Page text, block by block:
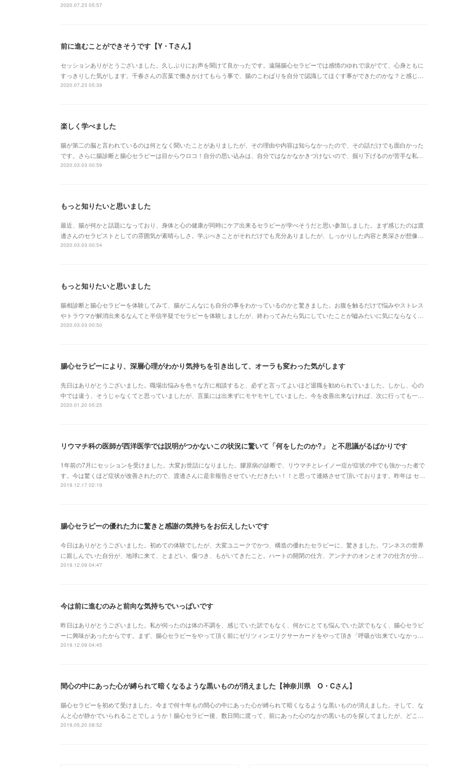
2020.07.23 05:57
前に進むことができそうです【Y・Tさん】
セッションありがとうございました。久しぶりにお声を聞けて良かったです。遠隔腸心セラピーでは感情のゆれで涙がでて、心身ともに
すっきりした気がします。千春さんの言葉で働きかけてもらう事で、腸のこわばりを自分で認識してほぐす事ができたのかな？と感じ…
2020.07.23 05:39
楽しく学べました
腸が第二の脳と言われているのは何となく聞いたことがありましたが、その理由や内容は知らなかったので、その話だけでも面白かった
です。さらに腸診断と腸心セラピーは目からウロコ！自分の思い込みは、自分ではなかなかきづけないので、掘り下げるのが苦手な私…
2020.03.03 00:59
もっと知りたいと思いました
最近、腸が何かと話題になっており、身体と心の健康が同時にケア出来るセラピーが学べそうだと思い参加しました。まず感じたのは渡
邊さんのセラピストとしての雰囲気が素晴らしさ。学ぶべきことがそれだけでも充分ありましたが、しっかりした内容と奥深さが想像…
2020.03.03 00:54
もっと知りたいと思いました
腸相診断と腸心セラピーを体験してみて、腸がこんなにも自分の事をわかっているのかと驚きました。お腹を触るだけで悩みやストレス
やトラウマが解消出来るなんてと半信半疑でセラピーを体験しましたが、終わってみたら気にしていたことが嘘みたいに気にならなく…
2020.03.03 00:50
腸心セラピーにより、深層心理がわかり気持ちを引き出して、オーラも変わった気がします
先日はありがとうございました。職場出悩みを色々な方に相談すると、必ずと言ってよいほど退職を勧められていました。しかし、心の
中では違う、そうじゃなくてと思っていましたが、言葉には出来ずにモヤモヤしていました。今を改善出来なければ、次に行っても一…
2020.01.20 05:25
リウマチ科の医師が西洋医学では説明がつかないこの状況に驚いて「何をしたのか?」 と不思議がるばかりです
1年前の7月にセッションを受けました。大変お世話になりました。膠原病の診断で、リウマチとレイノー症が症状の中でも強かった者で
す。今は驚くほど症状が改善されたので、渡邊さんに是非報告させていただきたい！！と思って連絡させて頂いております。昨年は セ…
2019.12.17 02:19
腸心セラピーの優れた力に驚きと感謝の気持ちをお伝えしたいです
今日はありがとうございました。初めての体験でしたが、大変ユニークでかつ、構造の優れたセラピーに、驚きました。ワンネスの世界
に親しんでいた自分が、地球に来て、とまどい、傷つき、もがいてきたこと。ハートの開閉の仕方、アンテナのオンとオフの仕方が分…
2019.12.09 04:47
今は前に進むのみと前向な気持ちでいっぱいです
昨日はありがとうございました。私が伺ったのは体の不調を、感じていた訳でもなく、何かにとても悩んでいた訳でもなく、腸心セラピ
ーに興味があったからです。まず、腸心セラピーをやって頂く前にゼリツィンエリクサーカードをやって頂き「呼吸が出来ていなかっ…
2019.12.09 04:45
間心の中にあった心が縛られて暗くなるような黒いものが消えました【神奈川県 O・Cさん】
腸心セラピーを初めて受けました。今まで何十年もの間心の中にあった心が縛られて暗くなるような黒いものが消えました。そして、な
んと心が静かでいられることでしょうか！腸心セラピー後、数日間に渡って、前にあった心のなかの黒いものを探してましたが、どこ…
2019.05.20 08:52